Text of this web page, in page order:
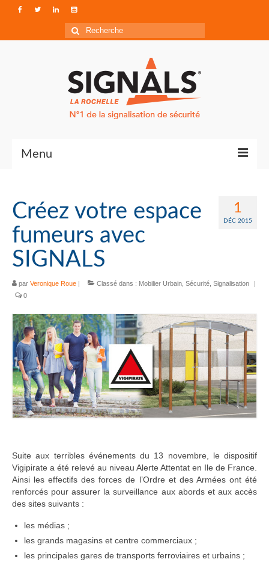
Rechercher
:
Menu
Qui sommes-nous ?
Accéder à Signals
1
DÉC 2015
Créez votre espace
fumeurs avec
SIGNALS
par Veronique Roue | Classé dans : Mobilier Urbain Sécurité Signalisation
|
0
Suite aux terribles événements du 13 novembre, le dispositif
Vigipirate a été relevé au niveau Alerte Attentat en Ile de France.
Ainsi les effectifs des forces de l’Ordre et des Armées ont été
renforcés pour assurer la surveillance aux abords et aux accès
des sites suivants :
les médias ;
les grands magasins et centre commerciaux ;
les principales gares de transports ferroviaires et urbains ;